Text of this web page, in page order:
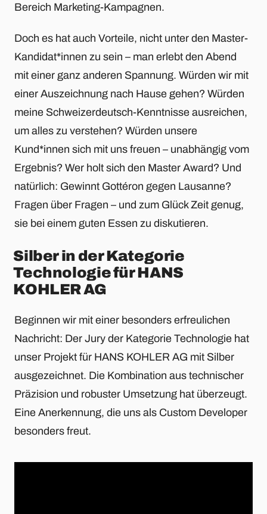
Bereich Marketing-Kampagnen.
Doch es hat auch Vorteile, nicht unter den Master-
Kandidat*innen zu sein – man erlebt den Abend
mit einer ganz anderen Spannung. Würden wir mit
einer Auszeichnung nach Hause gehen? Würden
meine Schweizerdeutsch-Kenntnisse ausreichen,
um alles zu verstehen? Würden unsere
Kund*innen sich mit uns freuen – unabhängig vom
Ergebnis? Wer holt sich den Master Award? Und
natürlich: Gewinnt Gottéron gegen Lausanne?
Fragen über Fragen – und zum Glück Zeit genug,
sie bei einem guten Essen zu diskutieren.
Silber in der Kategorie
Technologie für HANS
KOHLER AG
Beginnen wir mit einer besonders erfreulichen
Nachricht: Der Jury der Kategorie Technologie hat
unser Projekt für HANS KOHLER AG mit Silber
ausgezeichnet. Die Kombination aus technischer
Präzision und robuster Umsetzung hat überzeugt.
Eine Anerkennung, die uns als Custom Developer
besonders freut.